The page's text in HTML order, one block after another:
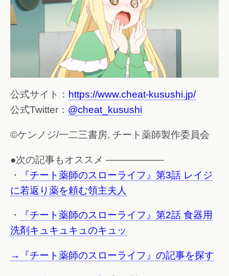
公式サイト： https://www.cheat-kusushi.jp/
公式Twitter： @cheat_kusushi
©ケンノジ/一二三書房, チート薬師製作委員会
●次の記事もオススメ ——————
・
『チート薬師のスローライフ』第3話 レイジ
に若返り薬を頼む領主夫人
・
『チート薬師のスローライフ』第2話 食器用
洗剤キュキュキュのキュッ
→『チート薬師のスローライフ』の記事を探す